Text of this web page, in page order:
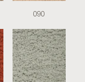
090